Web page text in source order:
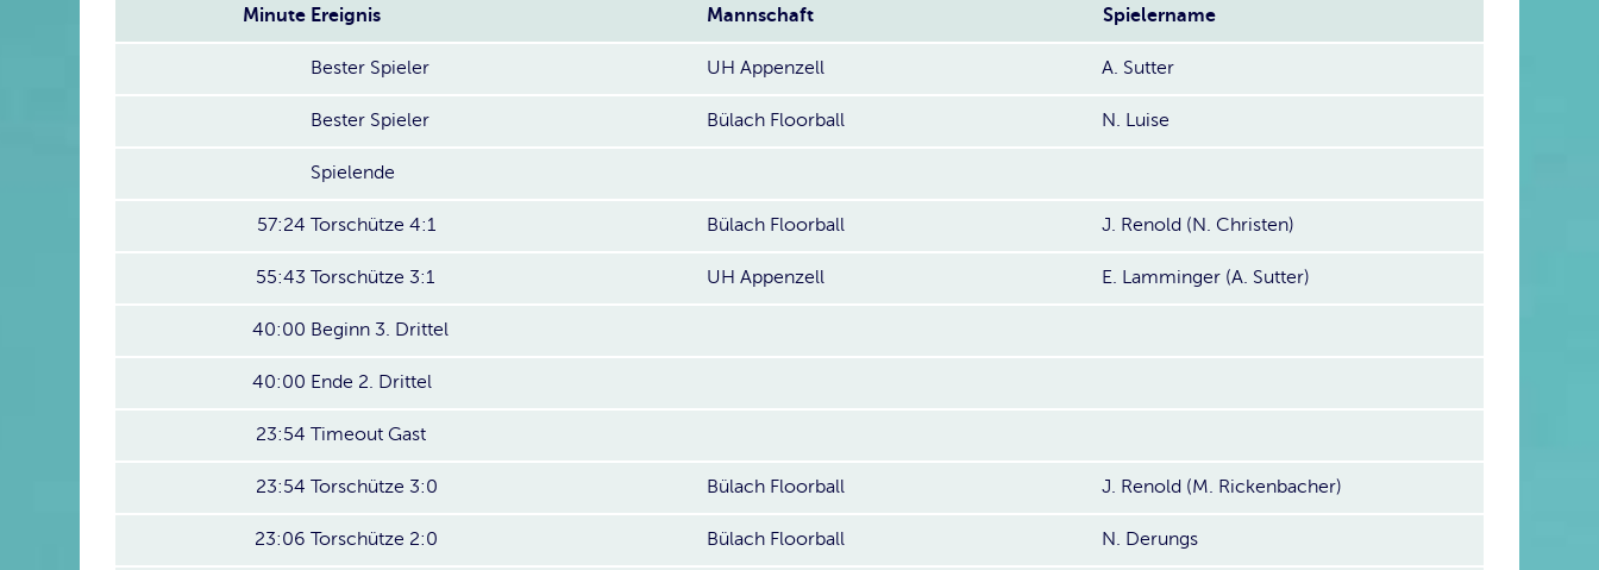
Minute Ereignis Mannschaft Spielername
Bester Spieler UH Appenzell A. Sutter
Bester Spieler Bülach Floorball N. Luise
Spielende
57:24 Torschütze 4:1 Bülach Floorball J. Renold (N. Christen)
55:43 Torschütze 3:1 UH Appenzell E. Lamminger (A. Sutter)
40:00 Beginn 3. Drittel
40:00 Ende 2. Drittel
23:54 Timeout Gast
23:54 Torschütze 3:0 Bülach Floorball J. Renold (M. Rickenbacher)
23:06 Torschütze 2:0 Bülach Floorball N. Derungs